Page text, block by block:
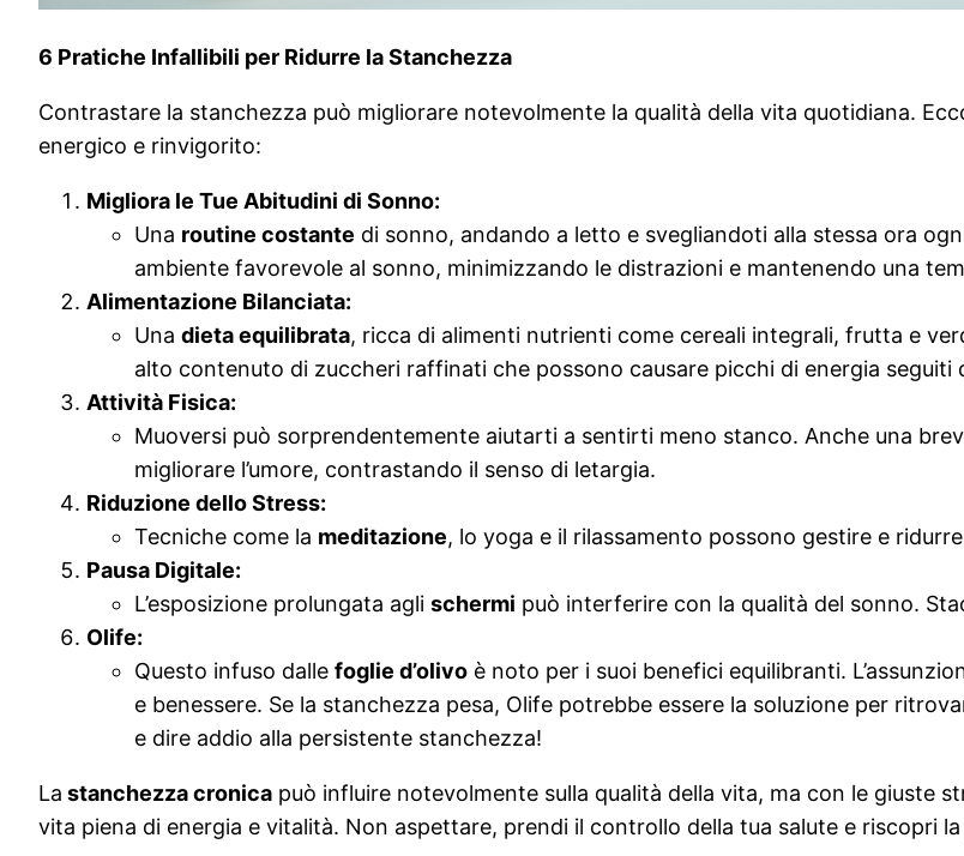
6 Pratiche Infallibili per Ridurre la Stanchezza
Contrastare la stanchezza può migliorare notevolmente la qualità della vita quotidiana.
energico e rinvigorito:
Migliora le Tue Abitudini di Sonno:
Una routine costante di sonno, andando a letto e svegliandoti alla stessa ora
ambiente favorevole al sonno, minimizzando le distrazioni e mantenendo una
Alimentazione Bilanciata:
Una dieta equilibrata, ricca di alimenti nutrienti come cereali integrali, frutta e
alto contenuto di zuccheri raffinati che possono causare picchi di energia seguiti
Attività Fisica:
Muoversi può sorprendentemente aiutarti a sentirti meno stanco. Anche una
migliorare l’umore, contrastando il senso di letargia.
Riduzione dello Stress:
Tecniche come la meditazione, lo yoga e il rilassamento possono gestire e
Pausa Digitale:
L’esposizione prolungata agli schermi può interferire con la qualità del sonno.
Olife:
Questo infuso dalle foglie d’olivo è noto per i suoi benefici equilibranti.
e benessere. Se la stanchezza pesa, Olife potrebbe essere la soluzione per
e dire addio alla persistente stanchezza!
La stanchezza cronica può influire notevolmente sulla qualità della vita, ma con le giuste
vita piena di energia e vitalità. Non aspettare, prendi il controllo della tua salute e riscopri